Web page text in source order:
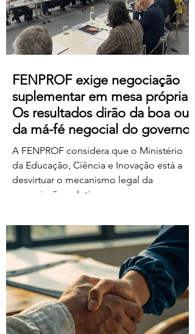
https://us06web.zoom.us/j/85736793433
FENPROF exige negociação
suplementar em mesa própria.
Os resultados dirão da boa ou
da má-fé negocial do governo
A FENPROF considera que o Ministério
da Educação, Ciência e Inovação está a
desvirtuar o mecanismo legal da
negociação coletiva ao convocar uma
organizações sindicais,
independentemente de terem requerido
negociação suplementar ou de já terem
manifestado acordo ou concordância
com o projeto de diploma. A negociação
suplementar existe para permitir o
prosseguimento das negociações
relativamente às matérias sobre as quais